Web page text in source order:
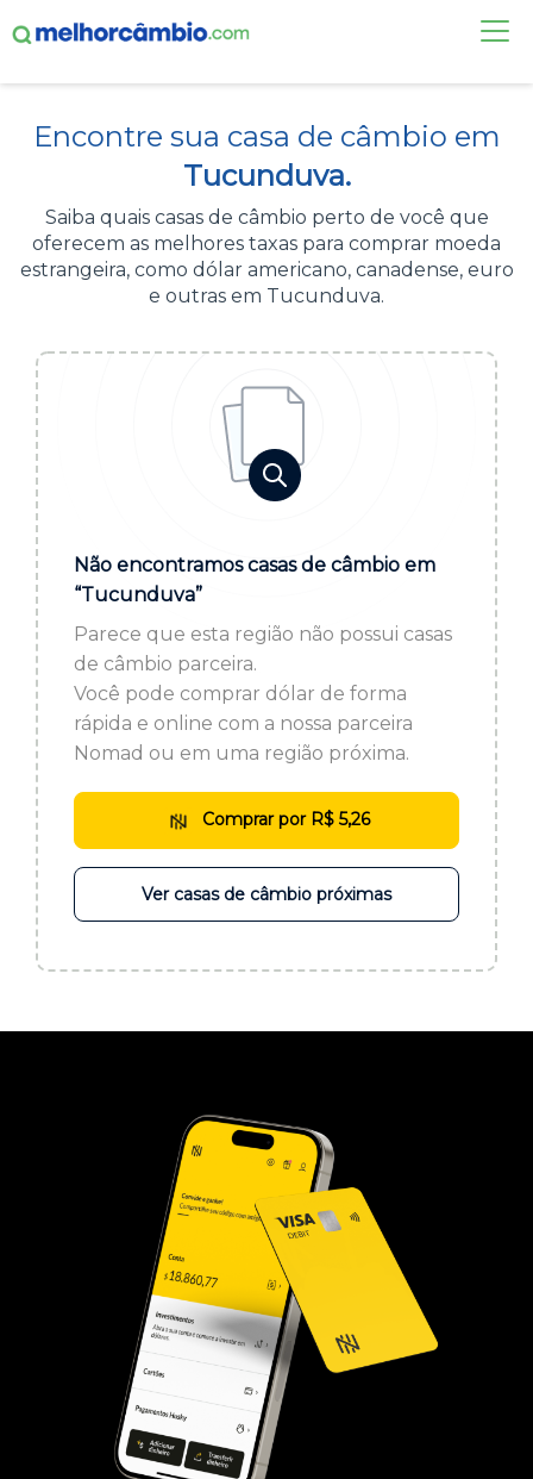
CASAS DE CÂMBIO
DÓLAR HOJE
ALERTA DE CÂMBIO
Acesse sua conta:
BROKER DE OFERTAS
ou cadastre-se se ainda não tem registro:
Encontre sua casa de câmbio em
Tucunduva.
Saiba quais casas de câmbio perto de você que
oferecem as melhores taxas para comprar moeda
estrangeira, como dólar americano, canadense, euro
e outras em Tucunduva.
Não encontramos casas de câmbio em
“Tucunduva”
Parece que esta região não possui casas
de câmbio parceira.
Você pode comprar dólar de forma
rápida e online com a nossa parceira
Nomad ou em uma região próxima.
Comprar por R$ 5,26
Ver casas de câmbio próximas